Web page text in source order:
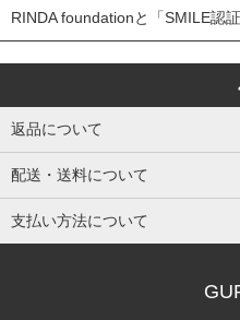
RINDA foundationと「SMILE認
返品について
配送・送料について
支払い方法について